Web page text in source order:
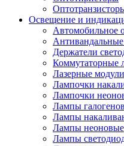
Освещение и
Автомобильное
Держатели
Коммутаторные
Лазерные модули
Лампочки
Лампочки
Лампы
Лампы
Лампы неоновые
Лампы